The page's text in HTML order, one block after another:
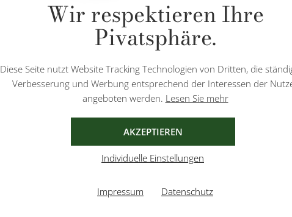
Wir respektieren Ihre
Pivatsphäre.
Diese Seite nutzt Website Tracking Technologien von Dritten, die
Verbesserung und Werbung entsprechend der Interessen der
angeboten werden. Lesen Sie mehr
AKZEPTIEREN
Individuelle Einstellungen
Impressum Datenschutz